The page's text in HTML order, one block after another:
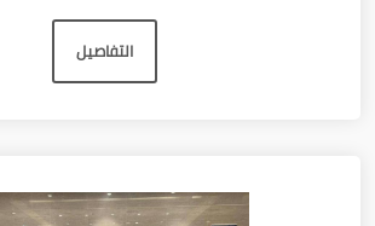
التفاصيل